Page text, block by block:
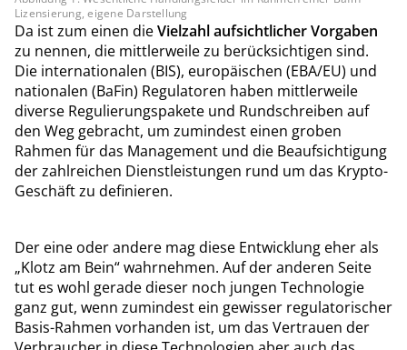
Lizensierung, eigene Darstellung
Da ist zum einen dieVielzahl aufsichtlicher Vorgaben
zu nennen, die mittlerweile zu berücksichtigen sind.
Die internationalen (BIS), europäischen (EBA/EU) und
nationalen (BaFin) Regulatoren haben mittlerweile
diverse Regulierungspakete und Rundschreiben auf
den Weg gebracht, um zumindest einen groben
Rahmen für das Management und die Beaufsichtigung
der zahlreichen Dienstleistungen rund um das Krypto-
Geschäft zu definieren.
Der eine oder andere mag diese Entwicklung eher als
„Klotz am Bein“ wahrnehmen. Auf der anderen Seite
tut es wohl gerade dieser noch jungen Technologie
ganz gut, wenn zumindest ein gewisser regulatorischer
Basis-Rahmen vorhanden ist, um das Vertrauen der